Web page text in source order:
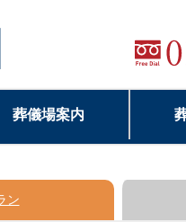
葬儀場案内
ン